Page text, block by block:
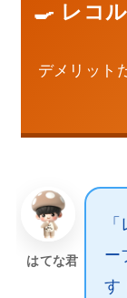
🍳 レコ
デメリット
はてな君
ー
す